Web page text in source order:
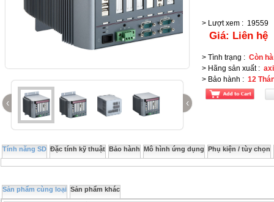
‹ ‹
> Lượt xem : 19559
Giá: Liên hệ
> Tình trạng : Còn
> Hãng sản xuất:
> Bảo hành : 12
Tính năng SD Đặc tính kỹ thuật Bảo hành Mô hình ứng dụng Phụ kiện / tùy chọn
Sản phẩm cùng loại Sản phẩm khác